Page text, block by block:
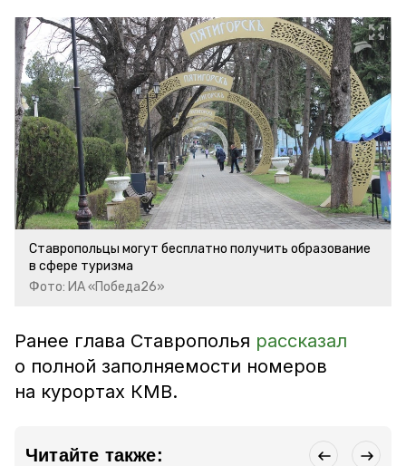
Ставропольцы могут бесплатно получить образование
в сфере туризма
Фото: ИА «Победа26»
Ранее глава Ставрополья рассказал
о полной заполняемости номеров
на курортах КМВ.
Читайте также: